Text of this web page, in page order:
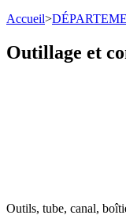
Accueil>
Outillage et
Outils, tube, canal,